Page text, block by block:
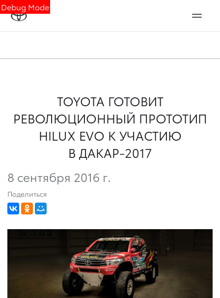
Debug Mode
TOYOTA ГОТОВИТ
РЕВОЛЮЦИОННЫЙ ПРОТОТИП
HILUX EVO К УЧАСТИЮ
В ДАКАР-2017
8 сентября 2016 г.
Поделиться